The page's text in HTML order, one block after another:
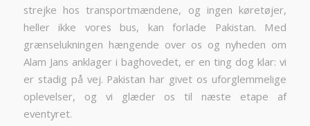
strejke hos transportmændene, og ingen køretøjer,
heller ikke vores bus, kan forlade Pakistan. Med
grænselukningen hængende over os og nyheden om
Alam Jans anklager i baghovedet, er en ting dog klar: vi
er stadig på vej. Pakistan har givet os uforglemmelige
oplevelser, og vi glæder os til næste etape af
eventyret.